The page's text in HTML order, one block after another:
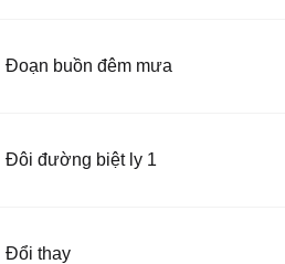
Đoạn buồn đêm mưa
Đôi đường biệt ly 1
Đổi thay